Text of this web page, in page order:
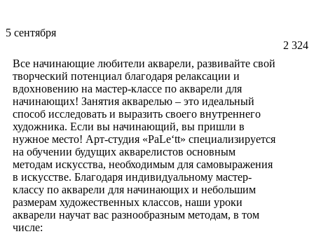
5 сентября
2 324
Все начинающие любители акварели, развивайте свой
творческий потенциал благодаря релаксации и
вдохновению на мастер-классе по акварели для
начинающих! Занятия акварелью – это идеальный
способ исследовать и выразить своего внутреннего
художника. Если вы начинающий, вы пришли в
нужное место! Арт-студия «PaLe‘tt» специализируется
на обучении будущих акварелистов основным
методам искусства, необходимым для самовыражения
в искусстве. Благодаря индивидуальному мастер-
классу по акварели для начинающих и небольшим
размерам художественных классов, наши уроки
акварели научат вас разнообразным методам, в том
числе: